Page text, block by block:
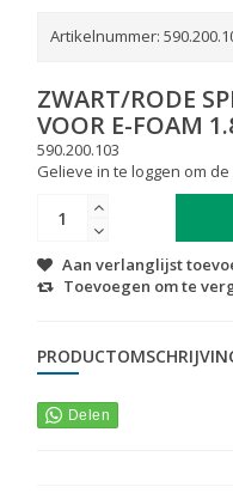
Artikelnummer:
ZWART/RODE
VOOR E-FOAM
590.200.103
Gelieve in te loggen om
Aan verlanglijst
Toevoegen om te